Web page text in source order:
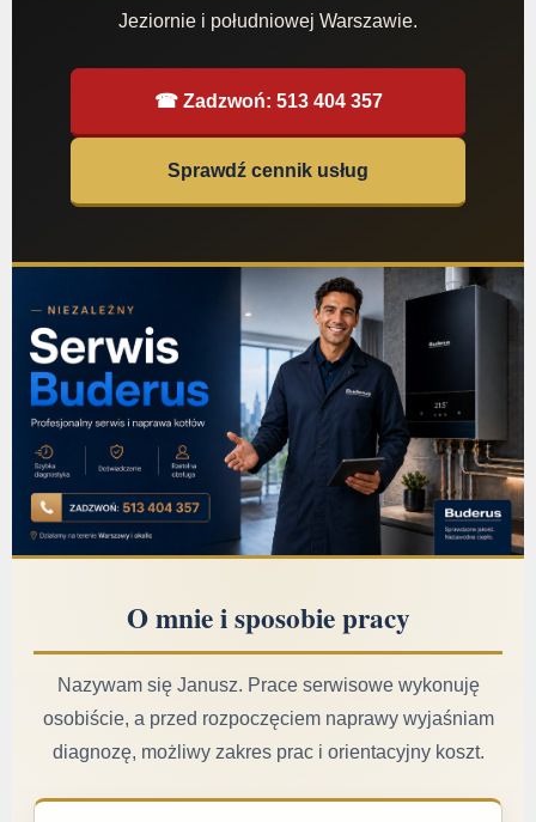
Jeziornie i południowej Warszawie.
☎ Zadzwoń: 513 404 357
Sprawdź cennik usług
O mnie i sposobie pracy
Nazywam się Janusz. Prace serwisowe wykonuję
osobiście, a przed rozpoczęciem naprawy wyjaśniam
diagnozę, możliwy zakres prac i orientacyjny koszt.